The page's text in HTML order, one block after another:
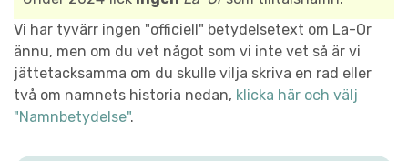
Vi har tyvärr ingen "officiell" betydelsetext om La-Or
ännu, men om du vet något som vi inte vet så är vi
jättetacksamma om du skulle vilja skriva en rad eller
två om namnets historia nedan, klicka här och välj
"Namnbetydelse".